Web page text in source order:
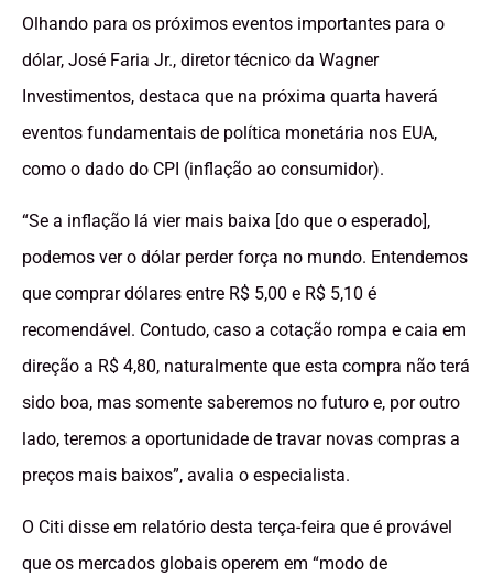
Olhando para os próximos eventos importantes para o
dólar, José Faria Jr., diretor técnico da Wagner
Investimentos, destaca que na próxima quarta haverá
eventos fundamentais de política monetária nos EUA,
como o dado do CPI (inflação ao consumidor).
“Se a inflação lá vier mais baixa [do que o esperado],
podemos ver o dólar perder força no mundo. Entendemos
que comprar dólares entre R$ 5,00 e R$ 5,10 é
recomendável. Contudo, caso a cotação rompa e caia em
direção a R$ 4,80, naturalmente que esta compra não terá
sido boa, mas somente saberemos no futuro e, por outro
lado, teremos a oportunidade de travar novas compras a
preços mais baixos”, avalia o especialista.
O Citi disse em relatório desta terça-feira que é provável
que os mercados globais operem em “modo de